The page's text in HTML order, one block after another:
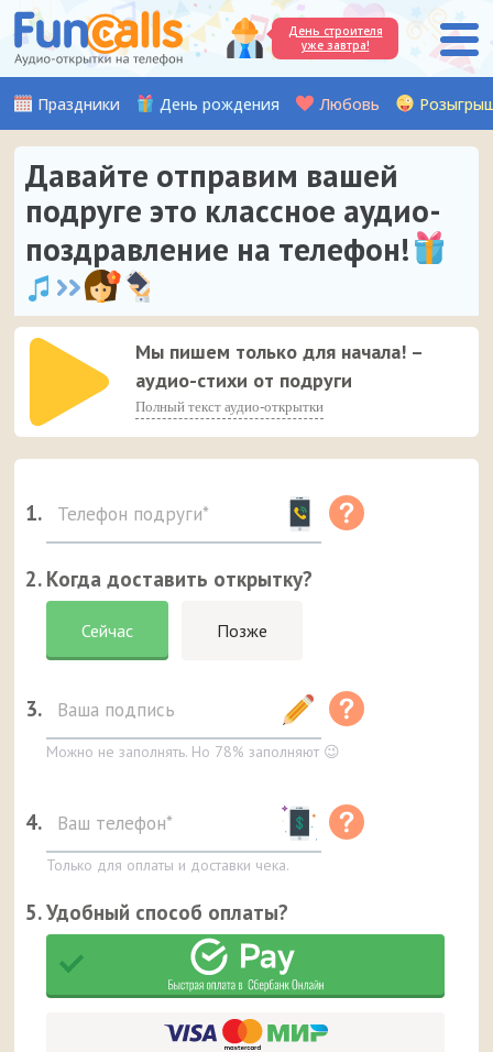
День строителя
уже завтра!
Праздники День рождения Любовь
Давайте отправим вашей
подруге это классное аудио-
поздравление на телефон!
Мы пишем только для начала! –
аудио-стихи от подруги
Полный текст аудио-открытки
1.
2. Когда доставить открытку?
Сейчас Позже
3.
Можно не заполнять. Но 78% заполняют 😉
4.
Только для оплаты и доставки чека.
5. Удобный способ оплаты?